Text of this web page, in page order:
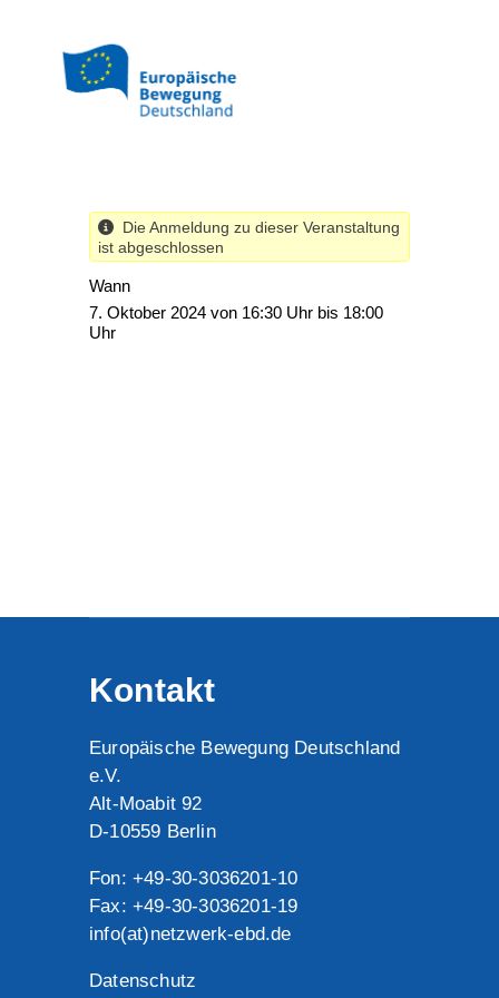
Die Anmeldung zu dieser Veranstaltung
ist abgeschlossen
Wann
7. Oktober 2024 von 16:30 Uhr bis 18:00
Uhr
Kontakt
Europäische Bewegung Deutschland
e.V.
Alt-Moabit 92
D-10559 Berlin
Fon: +49-30-3036201-10
Fax: +49-30-3036201-19
info(at)netzwerk-ebd.de
Datenschutz